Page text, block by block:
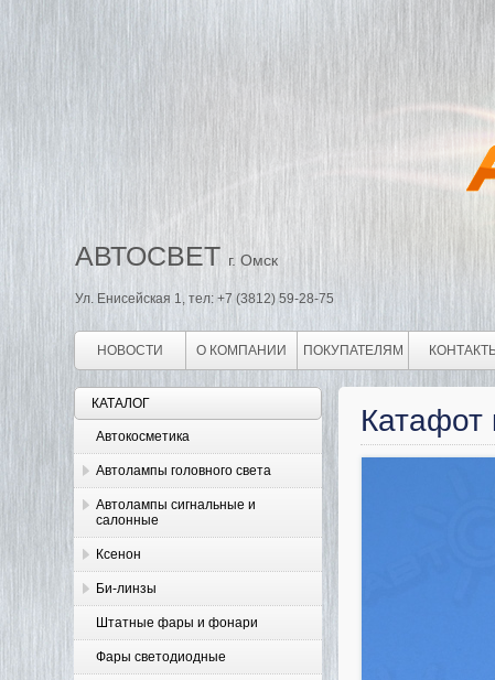
АВТОСВЕТ г. Омск
Ул. Енисейская 1, тел: +7 (3812) 59-28-75
НОВОСТИ О КОМПАНИИ ПОКУПАТЕЛЯМ
КАТАЛОГ
Автокосметика
Автолампы головного света
Автолампы сигнальные и
салонные
Ксенон
Би-линзы
Штатные фары и фонари
Фары светодиодные
Катафот